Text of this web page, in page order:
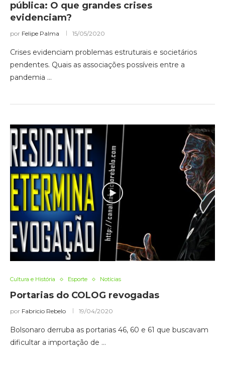
pública: O que grandes crises
evidenciam?
por Felipe Palma 15/05/2020
Crises evidenciam problemas estruturais e societários
pendentes. Quais as associações possíveis entre a
pandemia …
Cultura e História Esporte Notícias
Portarias do COLOG revogadas
por Fabricio Rebelo 19/04/2020
Bolsonaro derruba as portarias 46, 60 e 61 que buscavam
dificultar a importação de …